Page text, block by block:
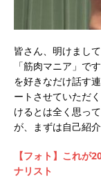
皆さん、明けまし
「筋肉マニア」で
を好きなだけ話す
ートさせていただ
けるとは全く思っ
が、まずは自己紹
【フォト】これが
ナリスト